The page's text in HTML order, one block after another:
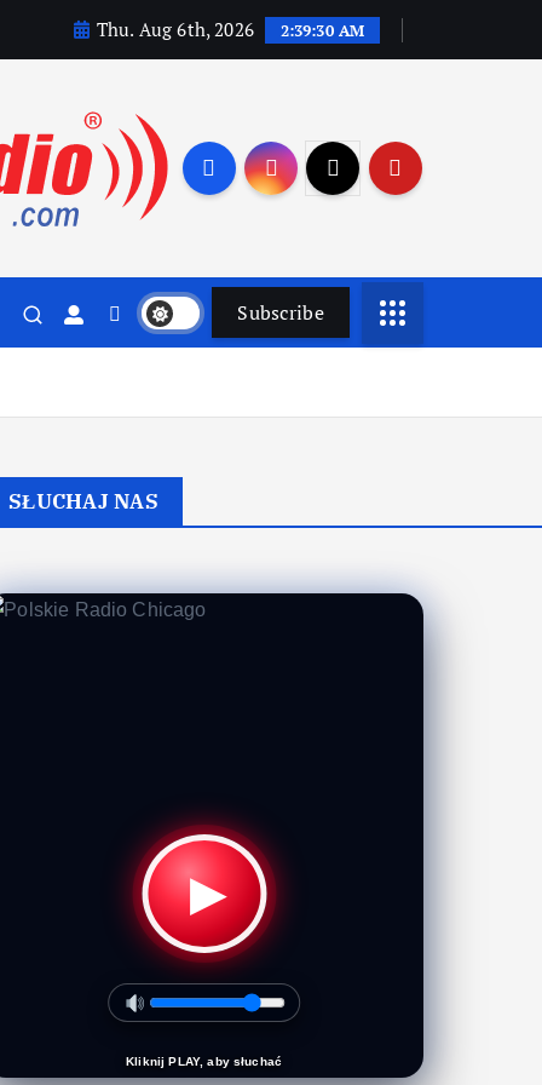
Thu. Aug 6th, 2026 2:39:31 AM
Subscribe
SŁUCHAJ NAS
▶
Kliknij PLAY, aby słuchać